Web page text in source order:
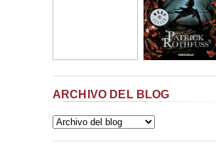
ARCHIVO DEL BLOG